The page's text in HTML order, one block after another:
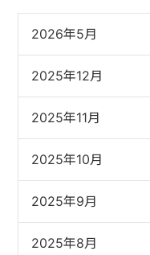
2026年5月
2025年12月
2025年11月
2025年10月
2025年9月
2025年8月